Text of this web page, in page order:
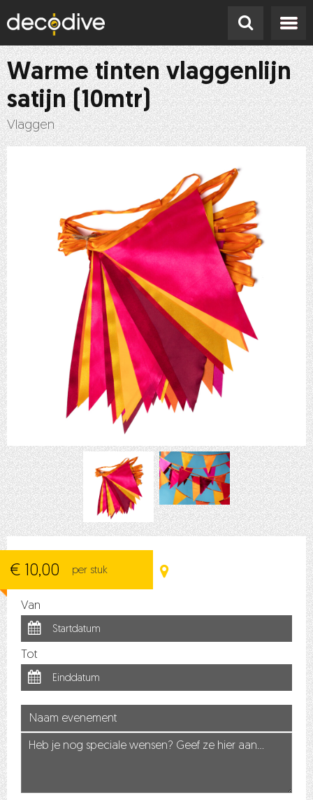
Warme tinten vlaggenlijn
satijn (10mtr)
Vlaggen
€ 10,00 per stuk
Van
Tot